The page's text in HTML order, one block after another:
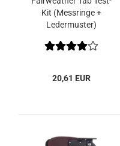
Kit (Messringe +
Ledermuster)
20,61 EUR